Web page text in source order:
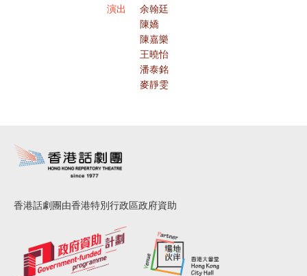
演出
余翰廷
陳嬌
陳嘉樂
王曉怡
潘泰銘
麥靜雯
香港話劇團由香港特別行政區政府資助